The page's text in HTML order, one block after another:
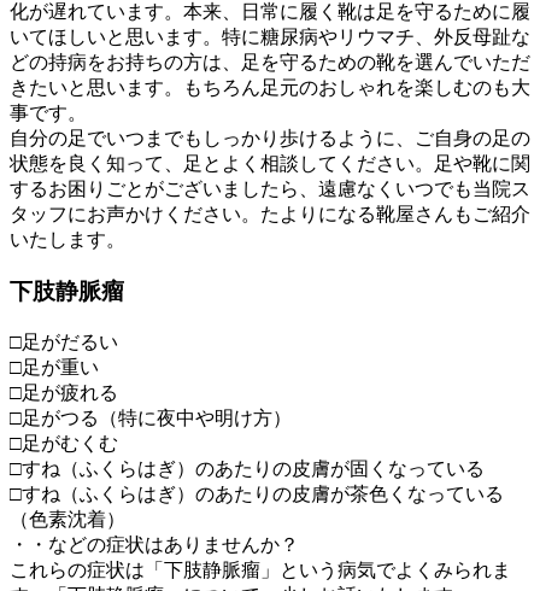
化が遅れています。本来、日常に履く靴は足を守るために履
いてほしいと思います。特に糖尿病やリウマチ、外反母趾な
どの持病をお持ちの方は、足を守るための靴を選んでいただ
きたいと思います。もちろん足元のおしゃれを楽しむのも大
事です。
自分の足でいつまでもしっかり歩けるように、ご自身の足の
状態を良く知って、足とよく相談してください。足や靴に関
するお困りごとがございましたら、遠慮なくいつでも当院ス
タッフにお声かけください。たよりになる靴屋さんもご紹介
いたします。
下肢静脈瘤
□足がだるい
□足が重い
□足が疲れる
□足がつる（特に夜中や明け方）
□足がむくむ
□すね（ふくらはぎ）のあたりの皮膚が固くなっている
□すね（ふくらはぎ）のあたりの皮膚が茶色くなっている
（色素沈着）
・・などの症状はありませんか？
これらの症状は「下肢静脈瘤」という病気でよくみられま